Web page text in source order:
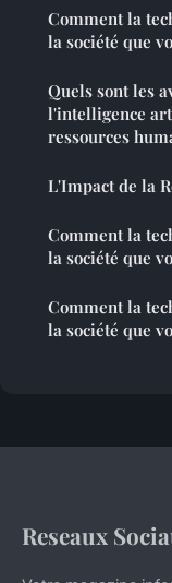
Comment la
la société que
Quels sont les
l'intelligence
ressources
L'Impact de la
Comment la
la société que
Comment la
la société que
Reseaux